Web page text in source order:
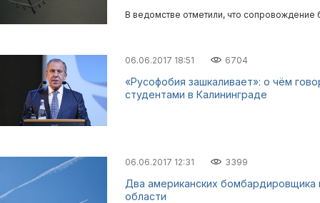
В ведомстве отметили, что сопровождение
06.06.2017 18:51 6704
«Русофобия зашкаливает»: о чём
студентами в Калининграде
06.06.2017 12:31 3399
Два американских бомбардировщика
области